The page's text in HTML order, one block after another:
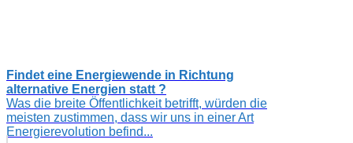
Findet eine Energiewende in Richtung
alternative Energien statt ?
Was die breite Öffentlichkeit betrifft, würden die
meisten zustimmen, dass wir uns in einer Art
Energierevolution befind...